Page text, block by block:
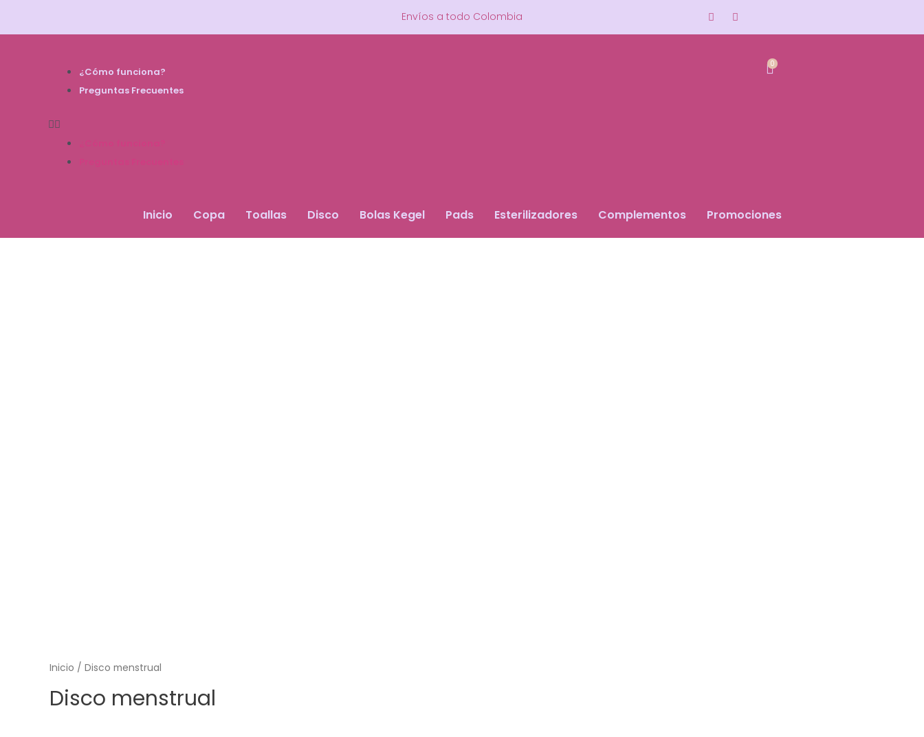
Envíos a todo Colombia
¿Cómo funciona?
Preguntas Frecuentes
0
Inicio Copa Toallas Disco Bolas Kegel Pads Esterilizadores Complementos Promociones
Copa
Inicio / Disco menstrual
Disco menstrual